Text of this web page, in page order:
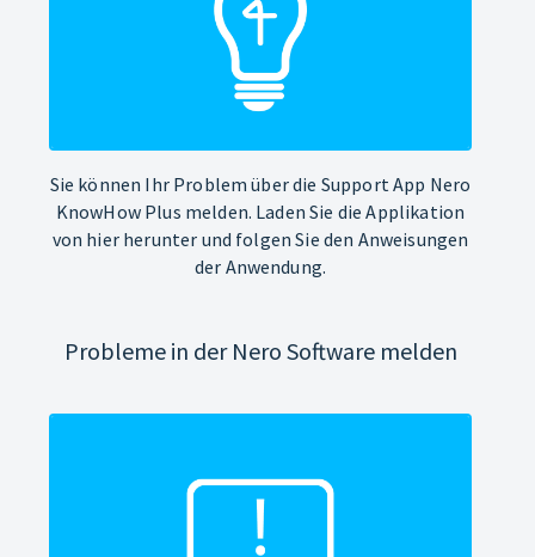
Sie können Ihr Problem über die Support App Nero
KnowHow Plus melden. Laden Sie die Applikation
von hier herunter und folgen Sie den Anweisungen
der Anwendung.
Probleme in der Nero Software melden